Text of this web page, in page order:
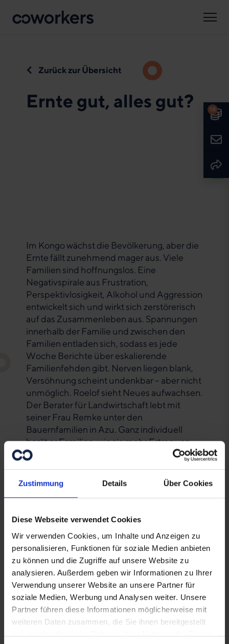
Zustimmung Details Über Cookies
Diese Webseite verwendet Cookies
Wir verwenden Cookies, um Inhalte und Anzeigen zu
personalisieren, Funktionen für soziale Medien anbieten
zu können und die Zugriffe auf unsere Website zu
analysieren. Außerdem geben wir Informationen zu Ihrer
Verwendung unserer Website an unsere Partner für
soziale Medien, Werbung und Analysen weiter. Unsere
Partner führen diese Informationen möglicherweise mit
weiteren Daten zusammen, die Sie ihnen bereitgestellt
haben oder die sie im Rahmen Ihrer Nutzung der Dienste
18
Spenden
Sprache
Deutsch English
Zurück zur Übersicht
Ernte gut, alles gut?
Im Kongo wächst die Bevölkerung, aber die
Ernte fällt zunehmend mager aus. Viele
Familien sind hoffnungslos. Eine
Negativspirale aus Frustration,
Perspektivlosigkeit, Alkohol und Aggression
entwickelt sich und wirkt sich zerstörerisch
auf das Zusammenleben aus. Spannungen
innerhalb der Familie und zwischen den
Familien entladen sich, sodass es jede
Woche Berichte über eskalierende
Familienfehden gibt. Nerven liegen blank,
Versöhnung scheint undenkbar – aber nicht
unmöglich. Roelof sieht Neues aufwachsen.
Der Berater für Landwirtschaft lebt mit
seiner Frau Remke unter den
Bauernfamilien in Azu. Ganz individuell
berät er Familien, wie sie mehr Ertrag von
ihren Feldern gewinnen können.
vergeblich nach einem guten Job gesucht
haben, beschenkt er mit hochwertigen
Hoffnung auf. Er erlebt, wie die Menschen
anfangen, Pläne zu schmieden. Das
Arbeiten bringt Ertrag. Der Glaube an Gott
gewinnt Raum. Versöhnung hat wieder eine
Chance. Roelof und Remke begleiten die
Familien und bezeugen: „Wir sehen Gottes
Wirken durch unsere Arbeit – insbesondere
da, wo die Menschen erkennen, dass es
Gott ist, der ihnen die Möglichkeit zum
Neubeginn und für die Zukunftsgestaltung